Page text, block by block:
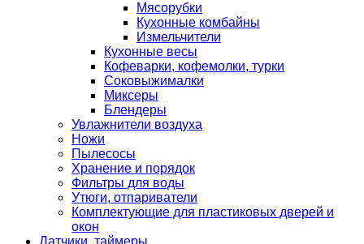
Мясорубки
Кухонные комбайны
Измельчители
Кухонные весы
Кофеварки, кофемолки, турки
Соковыжималки
Миксеры
Блендеры
Увлажнители воздуха
Ножи
Пылесосы
Хранение и порядок
Фильтры для воды
Утюги, отпариватели
Комплектующие для пластиковых дверей и
окон
Датчики, таймеры